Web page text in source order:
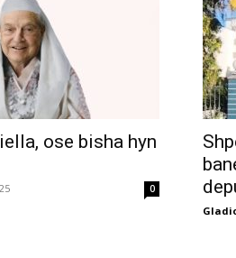
ose bisha hyn
0